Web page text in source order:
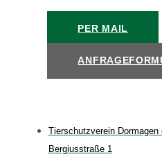
PER MAIL
Tierschutzverein Dormagen
Bergiusstraße 1